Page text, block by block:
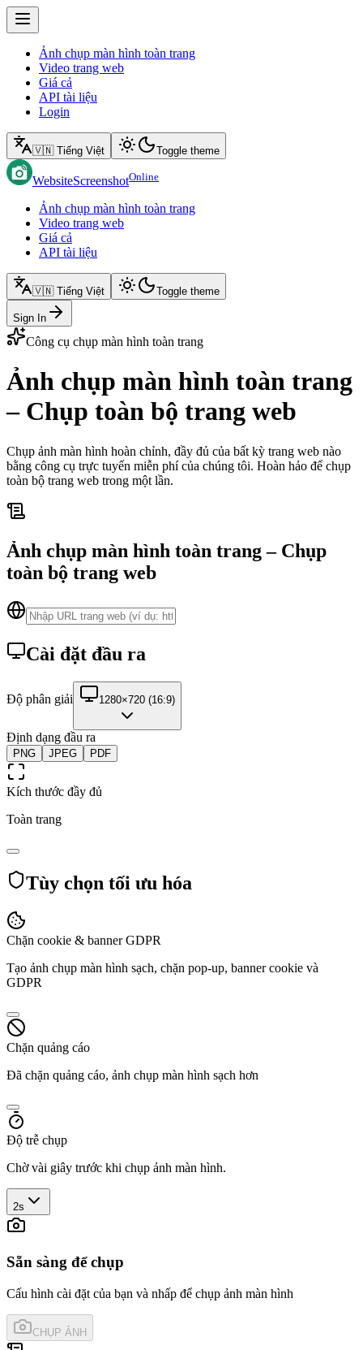
Ảnh chụp màn hình toàn trang
Video trang web
Giá cả
API tài liệu
Login
🇻🇳 Tiếng Việt Toggle theme
WebsiteScreenshotOnline
Ảnh chụp màn hình toàn trang
Video trang web
Giá cả
API tài liệu
🇻🇳 Tiếng Việt Toggle theme
Sign In
Công cụ chụp màn hình toàn trang
Ảnh chụp màn hình toàn trang
– Chụp toàn bộ trang web
Chụp ảnh màn hình hoàn chỉnh, đầy đủ của bất kỳ trang web nào
bằng công cụ trực tuyến miễn phí của chúng tôi. Hoàn hảo để chụp
toàn bộ trang web trong một lần.
Ảnh chụp màn hình toàn trang – Chụp
toàn bộ trang web
Cài đặt đầu ra
Độ phân giải 1280×720 (16:9)
Định dạng đầu ra
PNG JPEG PDF
Kích thước đầy đủ
Toàn trang
Tùy chọn tối ưu hóa
Chặn cookie & banner GDPR
Tạo ảnh chụp màn hình sạch, chặn pop-up, banner cookie và
GDPR
Chặn quảng cáo
Đã chặn quảng cáo, ảnh chụp màn hình sạch hơn
Độ trễ chụp
Chờ vài giây trước khi chụp ảnh màn hình.
2s
Sẵn sàng để chụp
Cấu hình cài đặt của bạn và nhấp để chụp ảnh màn hình
CHỤP ẢNH